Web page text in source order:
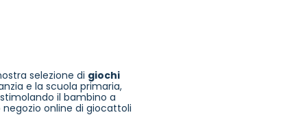
selezione di giochi
e la scuola primaria,
il bambino a
negozio online di giocattoli